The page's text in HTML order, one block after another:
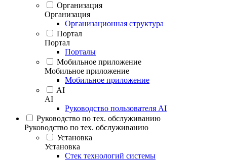
Организация
Организация
Организационная структура
Портал
Портал
Порталы
Мобильное приложение
Мобильное приложение
Мобильное приложение
AI
AI
Руководство пользователя AI
Руководство по тех. обслуживанию
Руководство по тех. обслуживанию
Установка
Установка
Стек технологий системы